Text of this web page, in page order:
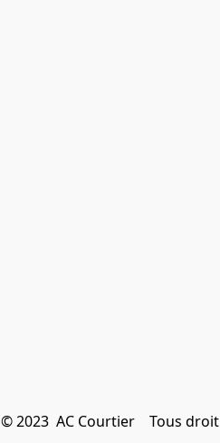
© 2023  AC Courtier    Tous